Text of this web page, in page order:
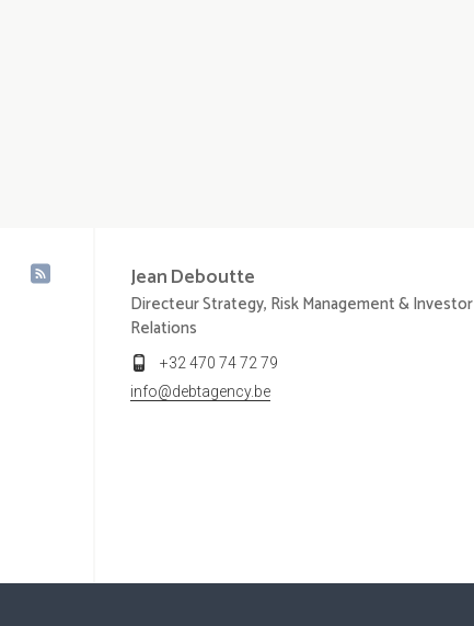
JeanDeboutte
Directeur Strategy, Risk Management & Investor
Relations
+32 470 74 72 79
info@debtagency.be